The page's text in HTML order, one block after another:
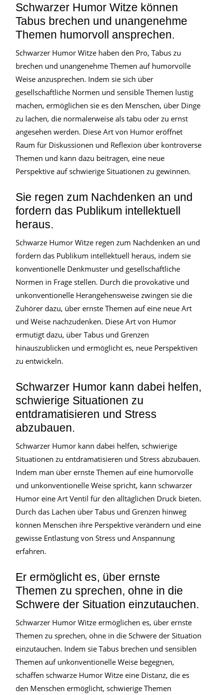
Schwarzer Humor Witze können
Tabus brechen und unangenehme
Themen humorvoll ansprechen.
Schwarzer Humor Witze haben den Pro, Tabus zu
brechen und unangenehme Themen auf humorvolle
Weise anzusprechen. Indem sie sich über
gesellschaftliche Normen und sensible Themen lustig
machen, ermöglichen sie es den Menschen, über Dinge
zu lachen, die normalerweise als tabu oder zu ernst
angesehen werden. Diese Art von Humor eröffnet
Raum für Diskussionen und Reflexion über kontroverse
Themen und kann dazu beitragen, eine neue
Perspektive auf schwierige Situationen zu gewinnen.
Sie regen zum Nachdenken an und
fordern das Publikum intellektuell
heraus.
Schwarze Humor Witze regen zum Nachdenken an und
fordern das Publikum intellektuell heraus, indem sie
konventionelle Denkmuster und gesellschaftliche
Normen in Frage stellen. Durch die provokative und
unkonventionelle Herangehensweise zwingen sie die
Zuhörer dazu, über ernste Themen auf eine neue Art
und Weise nachzudenken. Diese Art von Humor
ermutigt dazu, über Tabus und Grenzen
hinauszublicken und ermöglicht es, neue Perspektiven
zu entwickeln.
Schwarzer Humor kann dabei helfen,
schwierige Situationen zu
entdramatisieren und Stress
abzubauen.
Schwarzer Humor kann dabei helfen, schwierige
Situationen zu entdramatisieren und Stress abzubauen.
Indem man über ernste Themen auf eine humorvolle
und unkonventionelle Weise spricht, kann schwarzer
Humor eine Art Ventil für den alltäglichen Druck bieten.
Durch das Lachen über Tabus und Grenzen hinweg
können Menschen ihre Perspektive verändern und eine
gewisse Entlastung von Stress und Anspannung
erfahren.
Er ermöglicht es, über ernste
Themen zu sprechen, ohne in die
Schwere der Situation einzutauchen.
Schwarzer Humor Witze ermöglichen es, über ernste
Themen zu sprechen, ohne in die Schwere der Situation
einzutauchen. Indem sie Tabus brechen und sensiblen
Themen auf unkonventionelle Weise begegnen,
schaffen schwarze Humor Witze eine Distanz, die es
den Menschen ermöglicht, schwierige Themen